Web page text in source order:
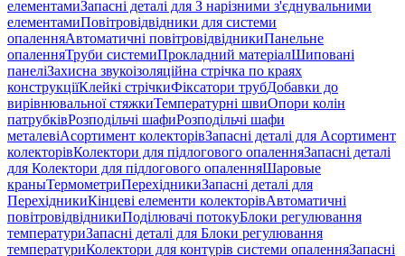
елементамиЗапасні деталі для З нарізними з'єднувальними
елементамиПовітровідвідники для системи
опаленняАвтоматичні повітровідвідникиПанельне
опаленняТруби системиПрокладний матеріалШиповані
панеліЗахисна звукоізоляційна стрічка по краях
конструкціїКлейкі стрічкиФіксатори трубДобавки до
вирівнювальної стяжкиТемпературні швиОпори колін
патрубківРозподільчі шафиРозподільчі шафи
металевіАсортимент колекторівЗапасні деталі для Асортимент
колекторівКолектори для підлогового опаленняЗапасні деталі
для Колектори для підлогового опаленняШаровые
краныТермометриПерехідникиЗапасні деталі для
ПерехідникиКінцеві елементи колекторівАвтоматичні
повітровідвідникиПоділювачі потокуБлоки регулювання
температуриЗапасні деталі для Блоки регулювання
температуриКолектори для контурів системи опаленняЗапасні